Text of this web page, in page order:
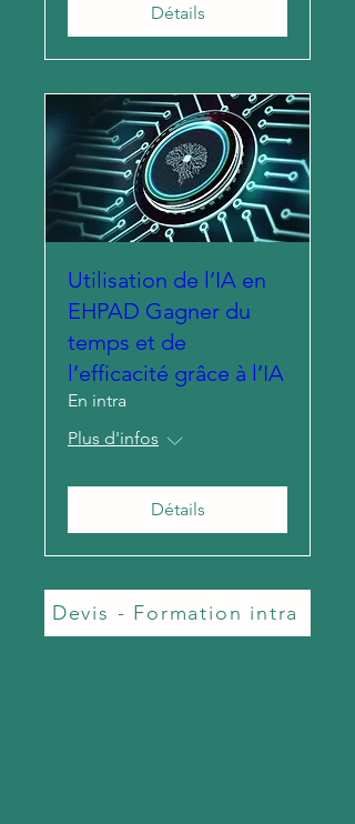
Détails
Utilisation de l’IA en
EHPAD Gagner du
temps et de
l’efficacité grâce à l’IA
En intra
Plus d'infos
Détails
Devis - Formation intra